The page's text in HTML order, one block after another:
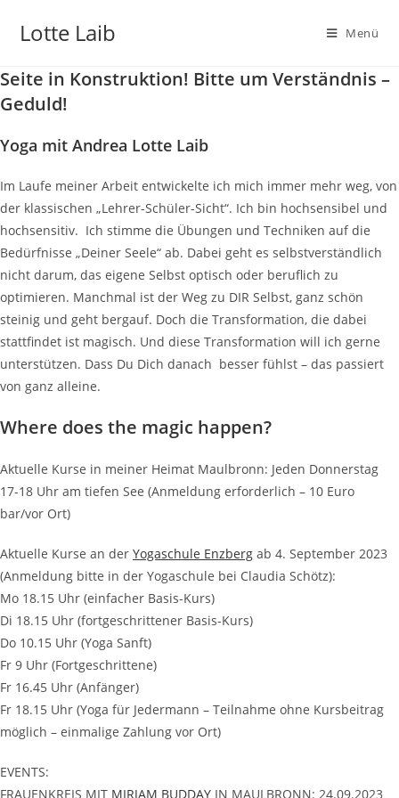
InhaltLotte Laib Menü
Seite in Konstruktion! Bitte um Verständnis –
Geduld!
Yoga mit Andrea Lotte Laib
Im Laufe meiner Arbeit entwickelte ich mich immer mehr weg, von
der klassischen „Lehrer-Schüler-Sicht“. Ich bin hochsensibel und
hochsensitiv. Ich stimme die Übungen und Techniken auf die
Bedürfnisse „Deiner Seele“ ab. Dabei geht es selbstverständlich
nicht darum, das eigene Selbst optisch oder beruflich zu
optimieren. Manchmal ist der Weg zu DIR Selbst, ganz schön
steinig und geht bergauf. Doch die Transformation, die dabei
stattfindet ist magisch. Und diese Transformation will ich gerne
unterstützen. Dass Du Dich danach besser fühlst – das passiert
von ganz alleine.
Where does the magic happen?
Aktuelle Kurse in meiner Heimat Maulbronn: Jeden Donnerstag
17-18 Uhr am tiefen See (Anmeldung erforderlich – 10 Euro
bar/vor Ort)
Aktuelle Kurse an der Yogaschule Enzberg ab 4. September 2023
(Anmeldung bitte in der Yogaschule bei Claudia Schötz):
Mo 18.15 Uhr (einfacher Basis-Kurs)
Di 18.15 Uhr (fortgeschrittener Basis-Kurs)
Do 10.15 Uhr (Yoga Sanft)
Fr 9 Uhr (Fortgeschrittene)
Fr 16.45 Uhr (Anfänger)
Fr 18.15 Uhr (Yoga für Jedermann – Teilnahme ohne Kursbeitrag
möglich – einmalige Zahlung vor Ort)
EVENTS:
FRAUENKREIS MIT MIRJAM BUDDAY IN MAULBRONN: 24.09.2023